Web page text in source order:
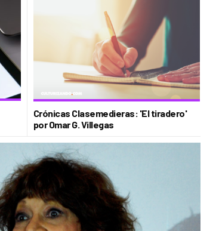
Crónicas Clasemedieras: 'El tiradero'
por Omar G. Villegas